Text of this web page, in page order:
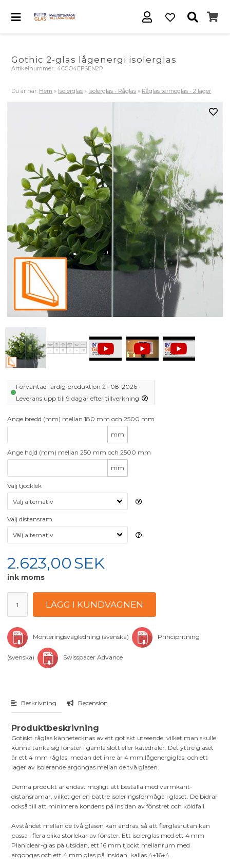
Gothic 2-glas lågenergi isolerglas
Artikelnummer.:4CGO4EFSEN2P
Du är här: Hem » Isolerglas » Isolerglas - Råglas » Råglas termoglas - 2 lager
Förväntad färdig produktion 21-08-2026
Leverans upp till 9 dagar efter tillverkning
Ange bredd (mm) mellan 180 mm och 2500 mm
mm
Ange höjd (mm) mellan 250 mm och 2500 mm
mm
Välj tjocklek
Välj distansram
2.623,00SEK
ink moms
Monteringsvägledning (svenska) Principritning
(svenska) Swisspacer Advance
Beskrivning Recension
Produktbeskrivning
Gotiskt råglas kännetecknas av ett gotiskt utseende, vilket man skulle
kunna tänka sig fönster i gamla slott eller katedraler. Det yttre glaset
är ett 4 mm råglas, medan det inre är 4 mm lågenergiglas, och ett
lager av isolerande argongas mellan de två glasen.
Denna produkt är endast möjligt att beställa med varmkant-
distansramar, vilket ger en bättre isoleringsförmåga i glaset. De bidrar
också till att minimera kondens på insidan av fönstret och köldfall.
Avståndet mellan de två glasen kan ändras, så att flerglasrutan kan
passa i flera olika storlekar av fönster. Ett isolerglas med ett 4 mm
Planiclear-glas på utsidan, ett 16 mm tjockt mellanrum med
argongas och ett 4 mm glas på insidan, kallas 4+16+4.